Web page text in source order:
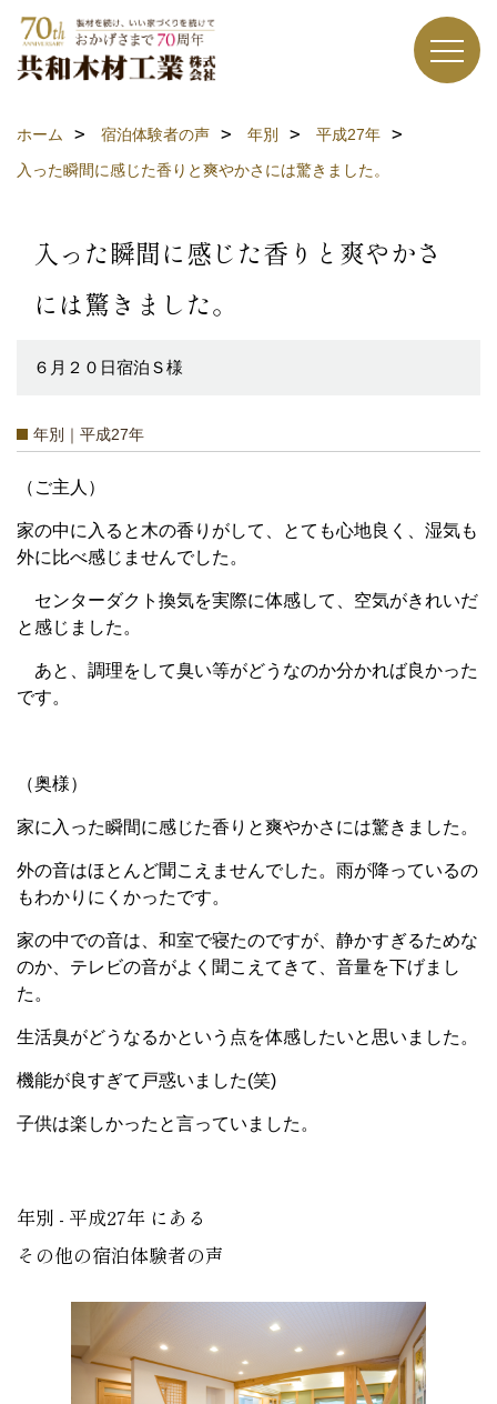
ホーム 宿泊体験者の声 年別
平成27年
入った瞬間に感じた香りと爽やかさには驚きました。
入った瞬間に感じた香りと爽やかさ
には驚きました。
６月２０日宿泊Ｓ様
年別｜平成27年
（ご主人）
家の中に入ると木の香りがして、とても心地良く、湿気も
外に比べ感じませんでした。
センターダクト換気を実際に体感して、空気がきれいだ
と感じました。
あと、調理をして臭い等がどうなのか分かれば良かった
です。
（奥様）
家に入った瞬間に感じた香りと爽やかさには驚きました。
外の音はほとんど聞こえませんでした。雨が降っているの
もわかりにくかったです。
家の中での音は、和室で寝たのですが、静かすぎるためな
のか、テレビの音がよく聞こえてきて、音量を下げまし
た。
生活臭がどうなるかという点を体感したいと思いました。
機能が良すぎて戸惑いました(笑)
子供は楽しかったと言っていました。
年別 - 平成27年 にある
その他の宿泊体験者の声